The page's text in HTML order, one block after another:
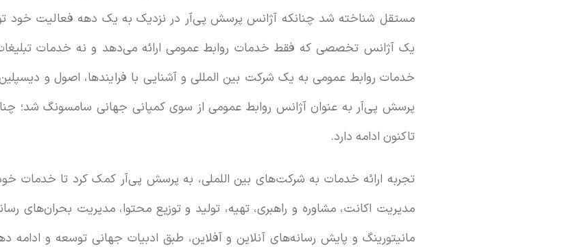
مستقل شناخته شد چنانکه آژانس پرسش پی‌آر در نزدیک به یک دهه فعالیت خود
یک آژانس تخصصی که فقط خدمات روابط عمومی ارائه می‌دهد و نه خدمات تبلیغات و
خدمات روابط عمومی به یک شرکت بین المللی و آشنایی با فرایندها، اصول و
تاکنون ادامه دارد.
تجربه ارائه خدمات به شرکت‌های بین اللملی، به پرسش پی‌آر کمک کرد تا خدمات
مدیریت اکانت، مشاوره و راهبری، تهیه، تولید و توزیع محتوا، مدیریت بحران‌های
مانیتورینگ و پایش رسانه‌های آنلاین و آفلاین، طبق ادبیات جهانی توسعه و ادامه